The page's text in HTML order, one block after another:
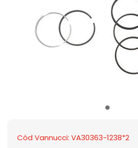
Cód Vannucci: VA30363-1238*2